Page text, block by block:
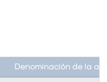
Denominación de la